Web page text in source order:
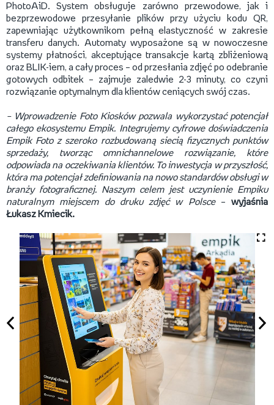
PhotoAiD. System obsługuje zarówno przewodowe, jak i
bezprzewodowe przesyłanie plików przy użyciu kodu QR,
zapewniając użytkownikom pełną elastyczność w zakresie
transferu danych. Automaty wyposażone są w nowoczesne
systemy płatności, akceptujące transakcje kartą zbliżeniową
oraz BLIK-iem, a cały proces – od przesłania zdjęć po odebranie
gotowych odbitek – zajmuje zaledwie 2-3 minuty, co czyni
rozwiązanie optymalnym dla klientów ceniących swój czas.
– Wprowadzenie Foto Kiosków pozwala wykorzystać potencjał
całego ekosystemu Empik. Integrujemy cyfrowe doświadczenia
Empik Foto z szeroko rozbudowaną siecią fizycznych punktów
sprzedaży, tworząc omnichannelowe rozwiązanie, które
odpowiada na oczekiwania klientów. To inwestycja w przyszłość,
która ma potencjał zdefiniowania na nowo standardów obsługi w
branży fotograficznej. Naszym celem jest uczynienie Empiku
naturalnym miejscem do druku zdjęć w Polsce – wyjaśnia
Łukasz Kmiecik.